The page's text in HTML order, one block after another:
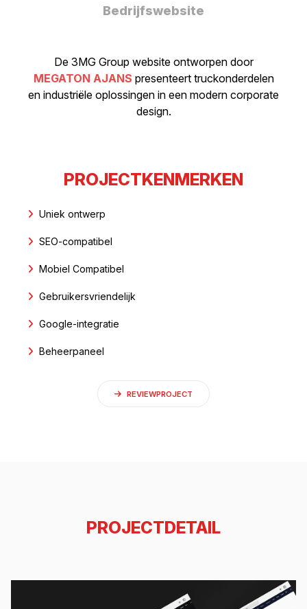
Bedrijfswebsite
De 3MG Group website ontworpen door
MEGATON AJANS presenteert truckonderdelen
en industriële oplossingen in een modern corporate
design.
PROJECTKENMERKEN
Uniek ontwerp
SEO-compatibel
Mobiel Compatibel
Gebruikersvriendelijk
Google-integratie
Beheerpaneel
REVIEWPROJECT
PROJECTDETAIL